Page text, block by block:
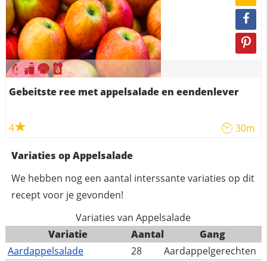
Gebeitste ree met appelsalade en eendenlever
4 30m
Variaties op Appelsalade
We hebben nog een aantal interssante variaties op dit
recept voor je gevonden!
Variaties van Appelsalade
Variatie
Aantal
Gang
Aardappelsalade
28
Aardappelgerechten